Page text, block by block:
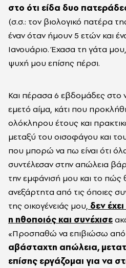
στο ότι είδα δυο
(σ.σ.: τον βιολογικό πατέρα
έναν όταν ήμουν 5 ετών και
Ιανουάριο. Έχασα τη γάτα
ψυχή μου επίσης πέρσι.
Και πέρασα 6 εβδομάδες στο
εμετό αίμα, κάτι που
ολόκληρου έτους και
μεταξύ του οισοφάγου και
που μπορώ να πω είναι ότι
συντέλεσαν στην απώλεια
την εμφάνισή μου και το πώς
ανεξάρτητα από τις όποιες
της οικογένειάς μου, δεν
η ηθοποιός και συνέχισε
«Προσπαθώ να επιβιώσω
αβάσταχτη απώλεια,
επίσης εργάζομαι για να